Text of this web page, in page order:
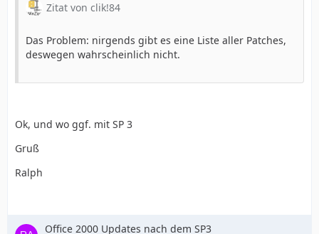
Zitat von clik!84
Das Problem: nirgends gibt es eine Liste aller Patches,
deswegen wahrscheinlich nicht.
Ok, und wo ggf. mit SP 3
Gruß
Ralph
Office 2000 Updates nach dem SP3